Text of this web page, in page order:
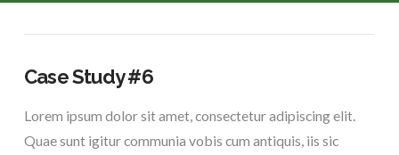
Case Study #6
Lorem ipsum dolor sit amet, consectetur adipiscing elit.
Quae sunt igitur communia vobis cum antiquis, iis sic